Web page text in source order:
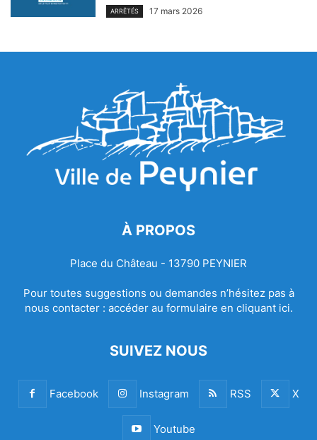
ARRÊTÉS 17 mars 2026
À PROPOS
Place du Château - 13790 PEYNIER
Pour toutes suggestions ou demandes n’hésitez pas à
nous contacter : accéder au formulaire en cliquant ici.
SUIVEZ NOUS
Facebook Instagram RSS X
Youtube